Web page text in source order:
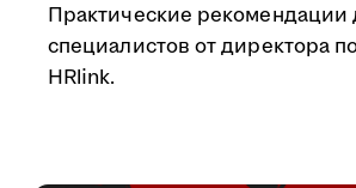
Практические рекомендации
специалистов от директора
HRlink.